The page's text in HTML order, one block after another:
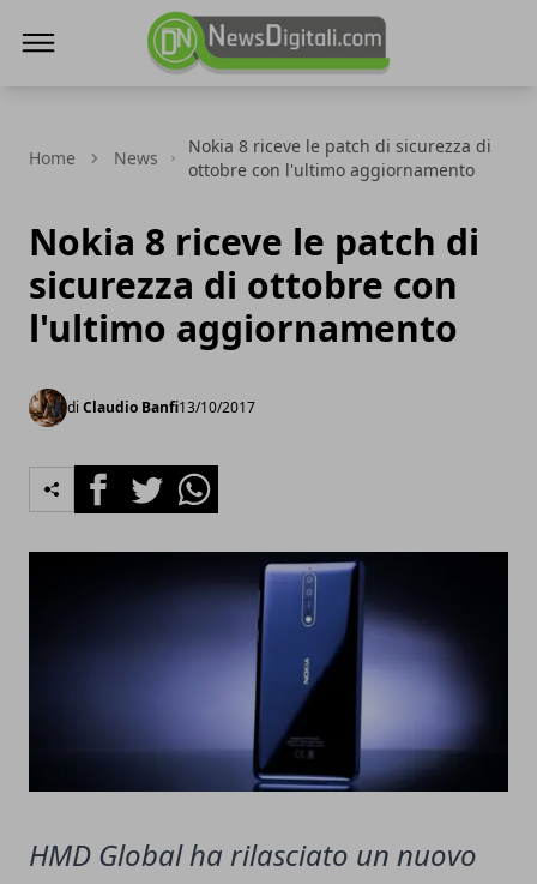
Home News
Nokia 8 riceve le patch di sicurezza di
ottobre con l'ultimo aggiornamento
Nokia 8 riceve le patch di
sicurezza di ottobre con
l'ultimo aggiornamento
di Claudio Banfi13/10/2017
FacebookTwitterWhatsapp
HMD Global ha rilasciato un nuovo